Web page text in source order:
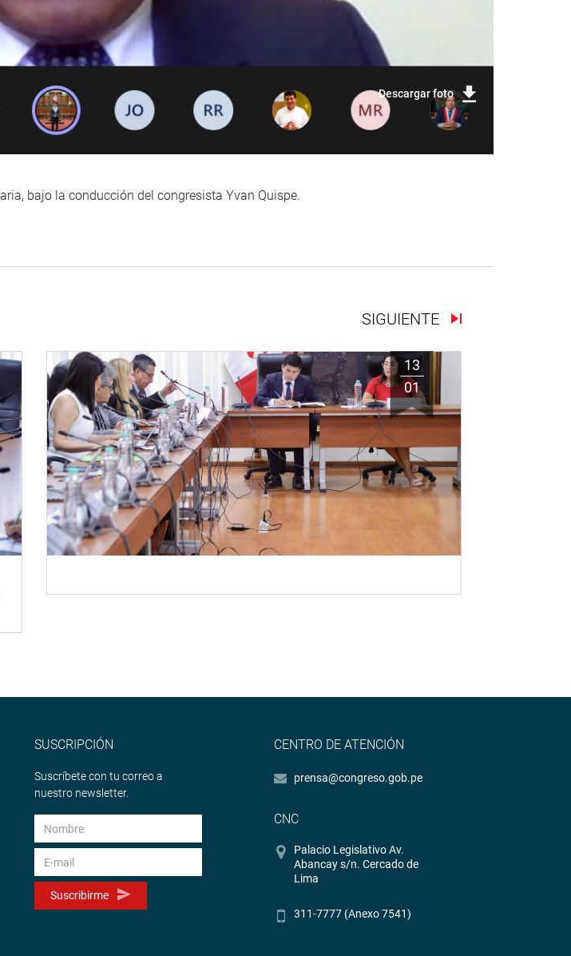
Descargar foto
bajo la conducción del congresista Yvan Quispe.
SIGUIENTE
13
01
SUSCRIPCIÓN
Suscríbete con tu correo a
nuestro newsletter.
Suscribirme
CENTRO DE ATENCIÓN
prensa@congreso.gob.pe
CNC
Palacio Legislativo Av.
Abancay s/n. Cercado de
Lima
311-7777 (Anexo 7541)